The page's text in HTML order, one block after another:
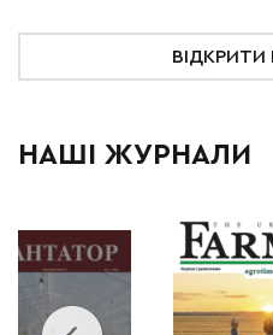
НАШІ ЖУРНАЛИ